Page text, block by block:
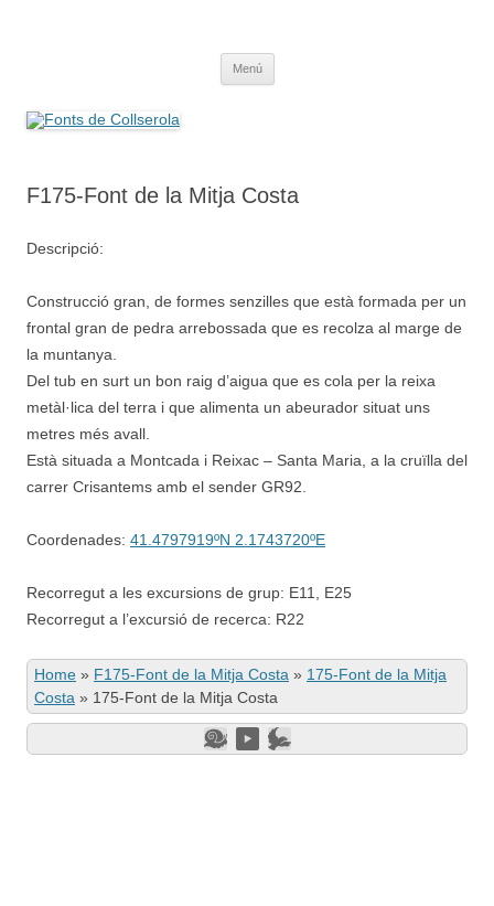
Menú
F175-Font de la Mitja Costa
Descripció:
Construcció gran, de formes senzilles que està formada per un
frontal gran de pedra arrebossada que es recolza al marge de
la muntanya.
Del tub en surt un bon raig d’aigua que es cola per la reixa
metàl·lica del terra i que alimenta un abeurador situat uns
metres més avall.
Està situada a Montcada i Reixac – Santa Maria, a la cruïlla del
carrer Crisantems amb el sender GR92.
Coordenades: 41.4797919ºN 2.1743720ºE
Recorregut a les excursions de grup: E11, E25
Recorregut a l’excursió de recerca: R22
Home » F175-Font de la Mitja Costa » 175-Font de la Mitja
Costa » 175-Font de la Mitja Costa